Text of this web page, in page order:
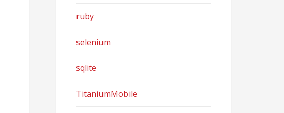
ruby
selenium
sqlite
TitaniumMobile